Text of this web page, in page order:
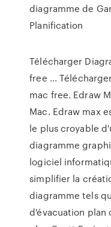
diagramme de
Planification
Télécharger
free ...
mac free. Edraw
Mac. Edraw max
le plus croyable
diagramme
logiciel
simplifier la
diagramme tels
d'évacuation plan